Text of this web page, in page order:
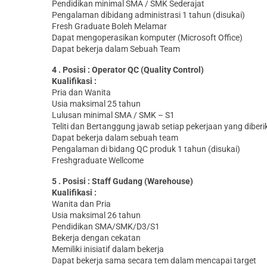
Pendidikan minimal SMA / SMK Sederajat
Pengalaman dibidang administrasi 1 tahun (disukai)
Fresh Graduate Boleh Melamar
Dapat mengoperasikan komputer (Microsoft Office)
Dapat bekerja dalam Sebuah Team
4 . Posisi : Operator QC (Quality Control)
Kualifikasi :
Pria dan Wanita
Usia maksimal 25 tahun
Lulusan minimal SMA / SMK – S1
Teliti dan Bertanggung jawab setiap pekerjaan yang
Dapat bekerja dalam sebuah team
Pengalaman di bidang QC produk 1 tahun (disukai)
Freshgraduate Wellcome
5 . Posisi : Staff Gudang (Warehouse)
Kualifikasi :
Wanita dan Pria
Usia maksimal 26 tahun
Pendidikan SMA/SMK/D3/S1
Bekerja dengan cekatan
Memiliki inisiatif dalam bekerja
Dapat bekerja sama secara tem dalam mencapai target